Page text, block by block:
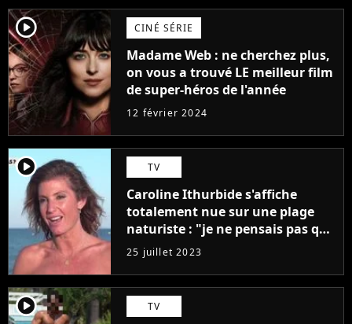
player2 CINÉ SÉRIE
Madame Web : ne cherchez plus,
on vous a trouvé LE meilleur film
de super-héros de l'année
12 février 2024
player2 TV
Caroline Ithurbide s'affiche
totalement nue sur une plage
naturiste : "je ne pensais pas que
j'arriverais à le faire..."
25 juillet 2023
player2 TV